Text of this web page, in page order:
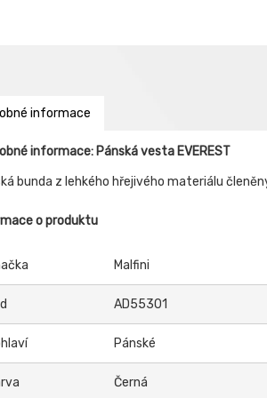
informace
informace: Pánská vesta EVEREST
bunda z lehkého hřejivého materiálu
o produktu
Malfini
AD55301
Pánské
Černá